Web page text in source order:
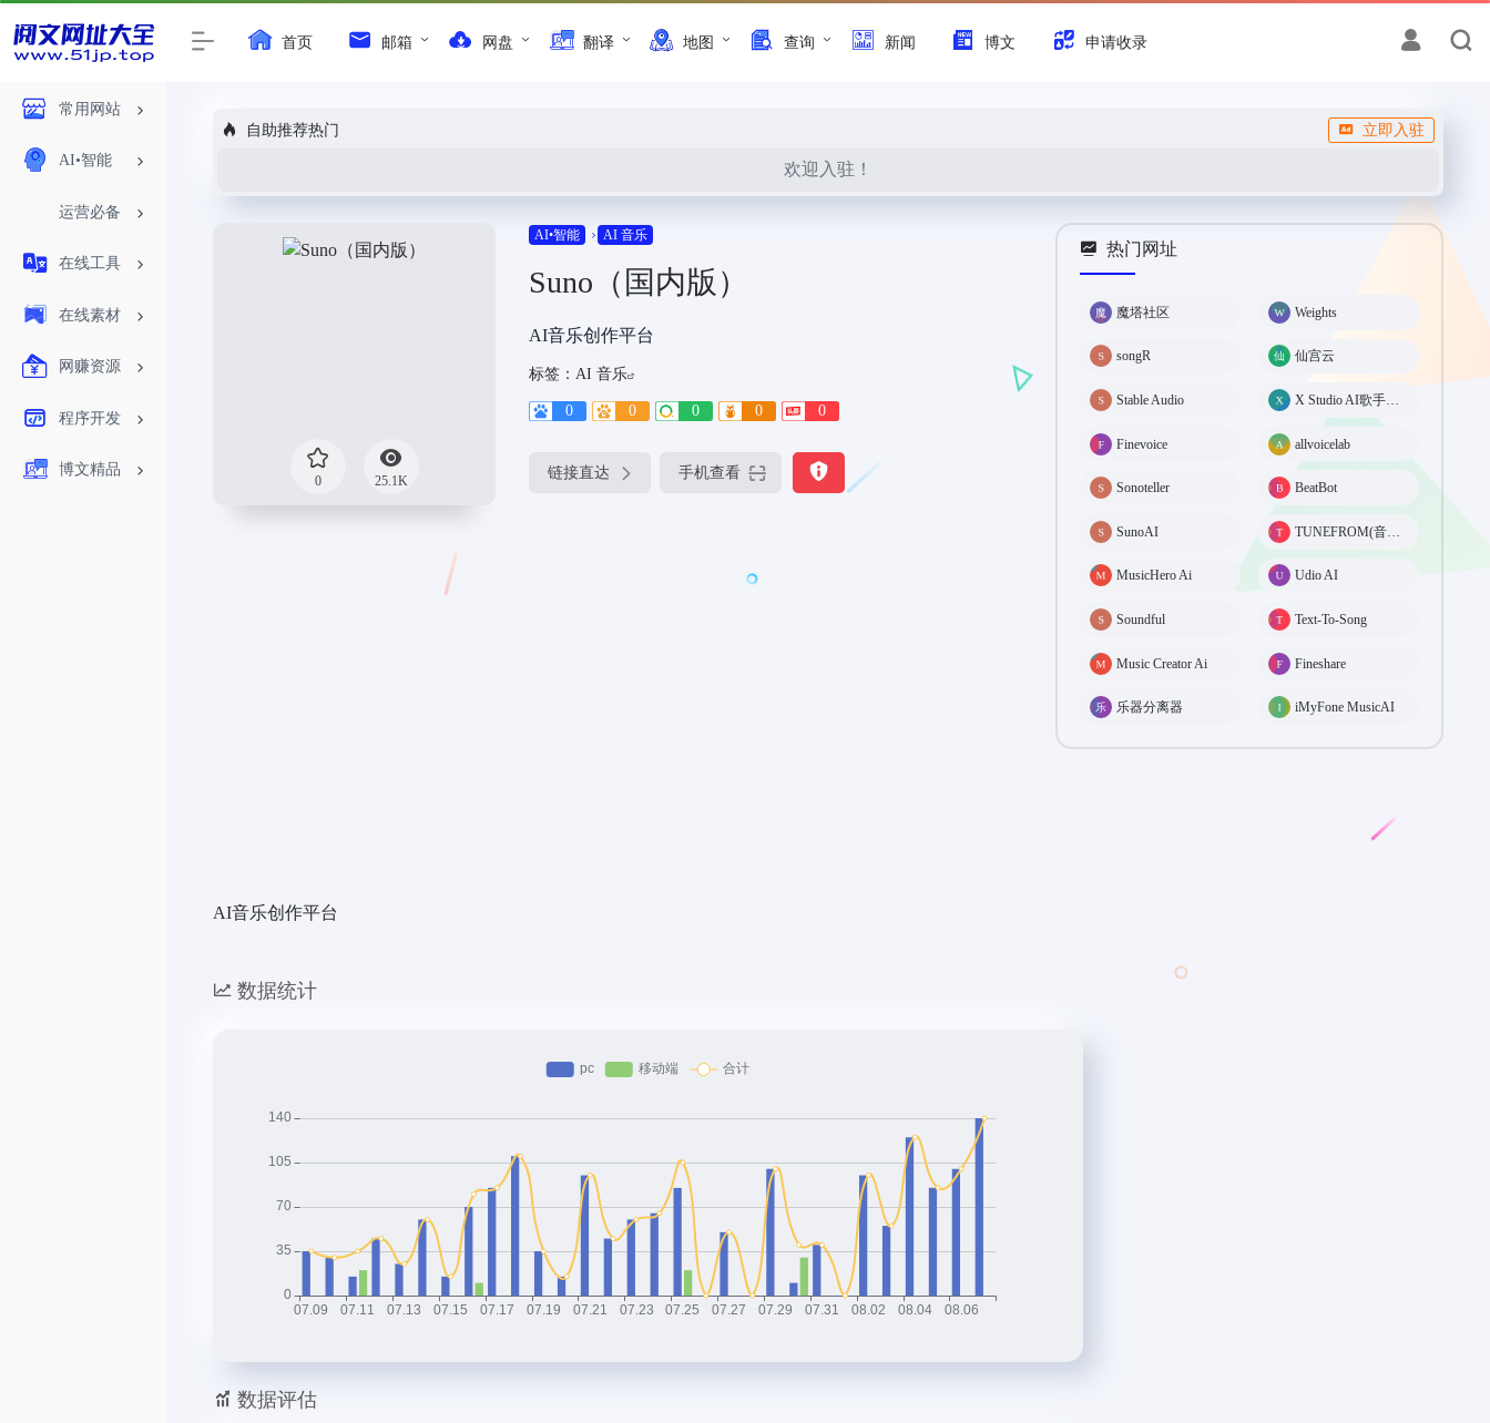
常用网站
AI•智能
运营必备
在线工具
在线素材
网赚资源
程序开发
博文精品
首页 邮箱 网盘 翻译 地图 查询 新闻 博文 申请收录
自助推荐热门 立即入驻
欢迎入驻！
0 25.1K
AI•智能 AI 音乐
Suno（国内版）
AI音乐创作平台
标签： AI 音乐
0 0 0 0 0
链接直达 手机查看
热门网址
魔塔社区 Weights
songR 仙宫云
Stable Audio X Studio AI歌手音乐创作软件
Finevoice allvoicelab
Sonoteller BeatBot
SunoAI
MusicHero Ai Udio AI
Soundful Text-To-Song
Music Creator Ai Fineshare
乐器分离器 iMyFone MusicAI
AI音乐创作平台
数据统计
数据评估